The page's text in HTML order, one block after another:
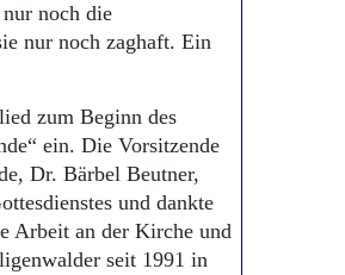
noch die
nur noch zaghaft. Ein
zum Beginn des
ein. Die Vorsitzende
Dr. Bärbel Beutner,
und dankte
Arbeit an der Kirche und
seit 1991 in